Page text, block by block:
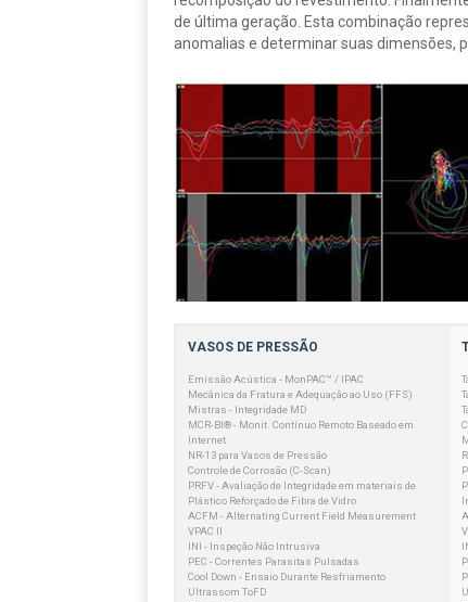
de última geração. Esta combinação
anomalias e determinar suas dimensões,
VASOS DE PRESSÃO
Emissão Acústica - MonPAC™ / IPAC
Mecânica da Fratura e Adequação ao Uso (FFS)
Mistras - Integridade MD
MCR-BI® - Monit. Contínuo Remoto Baseado em
Internet
NR-13 para Vasos de Pressão
Controle de Corrosão (C-Scan)
PRFV - Avaliação de Integridade em materiais de
Plástico Reforçado de Fibra de Vidro
ACFM - Alternating Current Field Measurement
VPAC II
INI - Inspeção Não Intrusiva
PEC - Correntes Parasitas Pulsadas
Cool Down - Ensaio Durante Resfriamento
Ultrassom ToFD